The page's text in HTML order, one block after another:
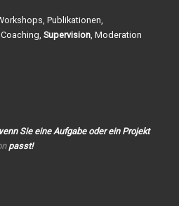
Publikationen,
Supervision, Moderation
Sie eine Aufgabe oder ein Projekt
passt!